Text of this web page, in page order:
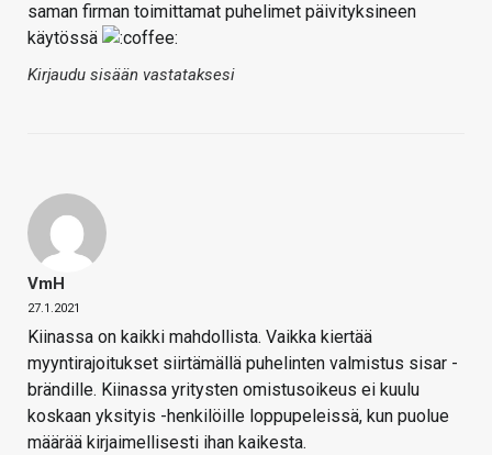
saman firman toimittamat puhelimet päivityksineen
käytössä
Kirjaudu sisään vastataksesi
VmH
27.1.2021
Kiinassa on kaikki mahdollista. Vaikka kiertää
myyntirajoitukset siirtämällä puhelinten valmistus sisar -
brändille. Kiinassa yritysten omistusoikeus ei kuulu
koskaan yksityis -henkilöille loppupeleissä, kun puolue
määrää kirjaimellisesti ihan kaikesta.